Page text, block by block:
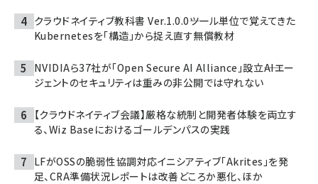
クラウドネイティブ教科書 Ver.1.0.0――ツール単位で覚えてきた
Kubernetesを「構造」から捉え直す無償教材
NVIDIAら37社が「Open Secure AI Alliance」設立――AIエー
ジェントのセキュリティは重みの非公開では守れない
【クラウドネイティブ会議】厳格な統制と開発者体験を両立す
る、Wiz Baseにおけるゴールデンパスの実践
LFがOSSの脆弱性協調対応イニシアティブ「Akrites」を発
足、CRA準備状況レポートは改善どころか悪化、ほか